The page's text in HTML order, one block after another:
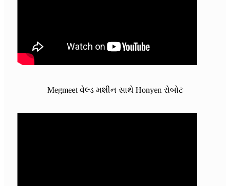
Megmeet વેલ્ડ મશીન સાથે Honyen રોબોટ